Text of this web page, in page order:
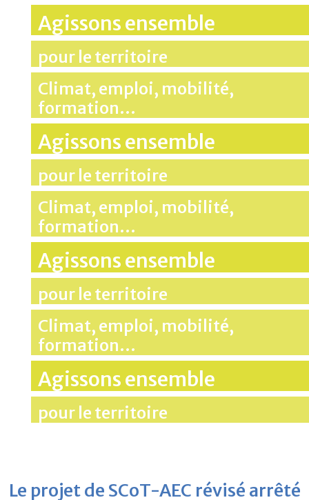
Agissons ensemble
pour le territoire
Climat, emploi, mobilité,
formation…
Agissons ensemble
pour le territoire
Climat, emploi, mobilité,
formation…
Agissons ensemble
pour le territoire
Climat, emploi, mobilité,
formation…
Agissons ensemble
pour le territoire
Le projet de SCoT-AEC révisé arrêté